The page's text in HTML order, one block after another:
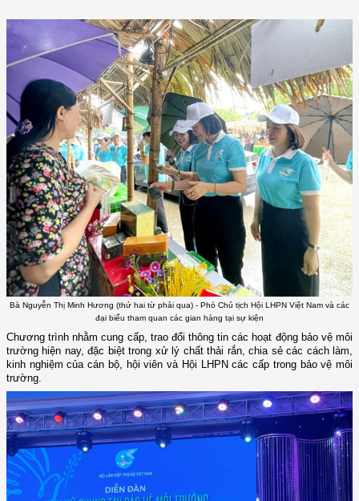
Bà Nguyễn Thị Minh Hương (thứ hai từ phải qua) - Phó Chủ tịch Hội LHPN Việt Nam và các
đại biểu tham quan các gian hàng tại sự kiện
Chương trình nhằm cung cấp, trao đổi thông tin các hoạt động bảo vệ môi
trường hiện nay, đặc biệt trong xử lý chất thải rắn, chia sẻ các cách làm,
kinh nghiệm của cán bộ, hội viên và Hội LHPN các cấp trong bảo vệ môi
trường.